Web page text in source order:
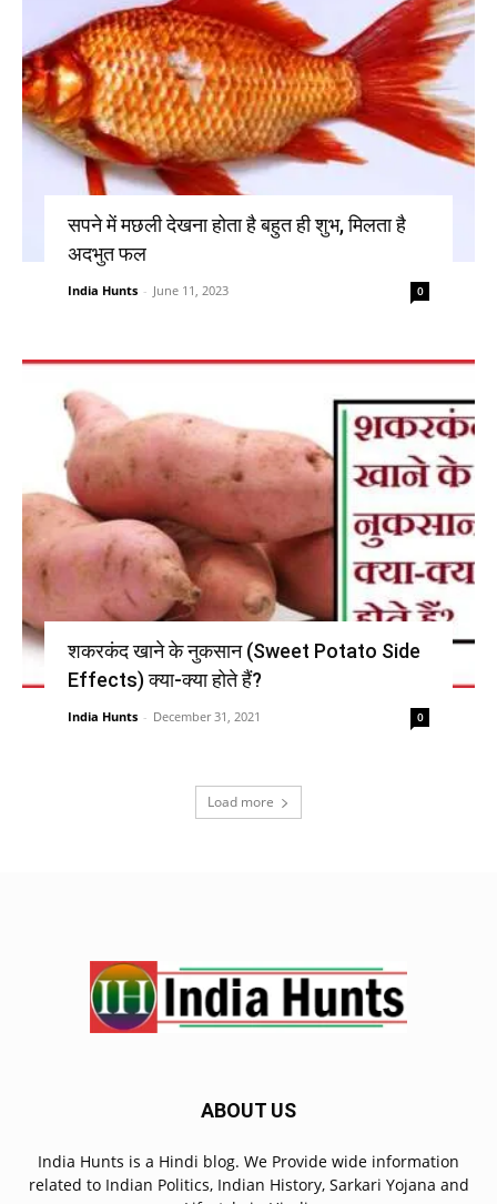
सपने में मछली देखना होता है बहुत ही शुभ, मिलता है
अदभुत फल
India Hunts - June 11, 2023 0
शकरकंद खाने के नुकसान (Sweet Potato Side
Effects) क्या-क्या होते हैं?
India Hunts - December 31, 2021 0
Load more
ABOUT US
India Hunts is a Hindi blog. We Provide wide information
related to Indian Politics, Indian History, Sarkari Yojana and